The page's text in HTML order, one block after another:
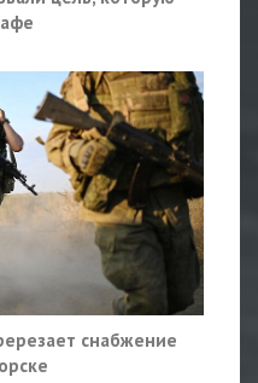
снабжение